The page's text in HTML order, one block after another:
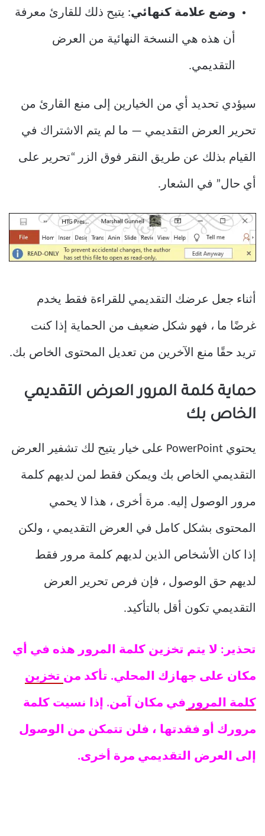
وضع علامة كنهائي: يتيح ذلك للقارئ معرفة
أن هذه هي النسخة النهائية من العرض
التقديمي.
سيؤدي تحديد أي من الخيارين إلى منع القارئ من
تحرير العرض التقديمي — ما لم يتم الاشتراك في
القيام بذلك عن طريق النقر فوق الزر “تحرير على
أي حال” في الشعار.
أثناء جعل عرضك التقديمي للقراءة فقط يخدم
غرضًا ما ، فهو شكل ضعيف من الحماية إذا كنت
تريد حقًا منع الآخرين من تعديل المحتوى الخاص بك.
حماية كلمة المرور العرض التقديمي
الخاص بك
يحتوي PowerPoint على خيار يتيح لك تشفير العرض
التقديمي الخاص بك ويمكن فقط لمن لديهم كلمة
مرور الوصول إليه. مرة أخرى ، هذا لا يحمي
المحتوى بشكل كامل في العرض التقديمي ، ولكن
إذا كان الأشخاص الذين لديهم كلمة مرور فقط
لديهم حق الوصول ، فإن فرص تحرير العرض
التقديمي تكون أقل بالتأكيد.
تحذير: لا يتم تخزين كلمة المرور هذه في أي
مكان على جهازك المحلي. تأكد من تخزين
كلمة المرور في مكان آمن. إذا نسيت كلمة
مرورك أو فقدتها ، فلن تتمكن من الوصول
إلى العرض التقديمي مرة أخرى.